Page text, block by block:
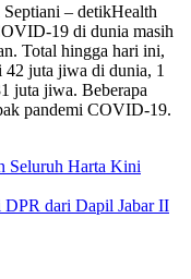
– detikHealth
19 di dunia masih
Total hingga hari ini,
42 juta jiwa di dunia, 1
juta jiwa. Beberapa
pandemi COVID-19.
Seluruh Harta Kini
dari Dapil Jabar II